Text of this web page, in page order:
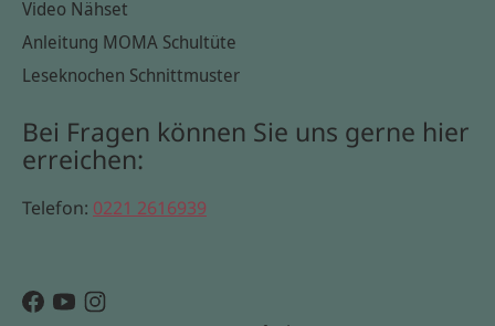
Video Nähset
Anleitung MOMA Schultüte
Leseknochen Schnittmuster
Bei Fragen können Sie uns gerne hier
erreichen:
Telefon: 0221 2616939